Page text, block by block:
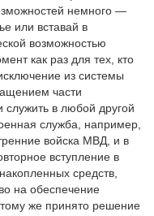
немного —
или вставай в
возможностью
как раз для тех, кто
из системы
части
в любой другой
служба, например,
войска МВД, и в
вступление в
средств,
на обеспечение
же принято решение